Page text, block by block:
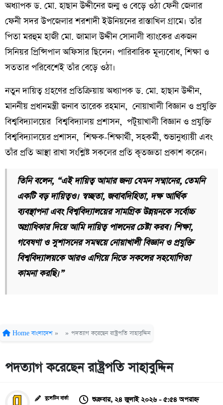
অধ্যাপক ড. মো. হাছান উদ্দীনের জন্ম ও বেড়ে ওঠা ফেনী জেলার
ফেনী সদর উপজেলার শরশাদী ইউনিয়নের রাস্তাখিল গ্রামে। তাঁর
পিতা মরহুম হাজী মো. জামাল উদ্দীন সোনালী ব্যাংকের একজন
সিনিয়র প্রিন্সিপাল অফিসার ছিলেন। পারিবারিক মূল্যবোধ, শিক্ষা ও
সততার পরিবেশেই তাঁর বেড়ে ওঠা।
নতুন দায়িত্ব গ্রহণের প্রতিক্রিয়ায় অধ্যাপক ড. মো. হাছান উদ্দীন,
মাননীয় প্রধানমন্ত্রী জনাব তারেক রহমান, নোয়াখালী বিজ্ঞান ও প্রযুক্তি
বিশ্ববিদ্যালয়ের বিশ্ববিদ্যালয় প্রশাসন, পটুয়াখালী বিজ্ঞান ও প্রযুক্তি
বিশ্ববিদ্যালয়ের প্রশাসন, শিক্ষক-শিক্ষার্থী, সহকর্মী, শুভানুধ্যায়ী এবং
তাঁর প্রতি আস্থা রাখা সংশ্লিষ্ট সকলের প্রতি কৃতজ্ঞতা প্রকাশ করেন।
তিনি বলেন, “এই দায়িত্ব আমার জন্য যেমন সম্মানের, তেমনি
একটি বড় দায়িত্বও। স্বচ্ছতা, জবাবদিহিতা, দক্ষ আর্থিক
ব্যবস্থাপনা এবং বিশ্ববিদ্যালয়ের সামগ্রিক উন্নয়নকে সর্বোচ্চ
অগ্রাধিকার দিয়ে আমি দায়িত্ব পালনের চেষ্টা করব। শিক্ষা,
গবেষণা ও সুশাসনের সমন্বয়ে নোয়াখালী বিজ্ঞান ও প্রযুক্তি
বিশ্ববিদ্যালয়কে আরও এগিয়ে নিতে সকলের সহযোগিতা
কামনা করছি।”
Home বাংলাদেশ » » পদত্যাগ করেছেন রাষ্ট্রপতি সাহাবুদ্দিন
পদত্যাগ করেছেন রাষ্ট্রপতি সাহাবুদ্দিন
বুলেটিন বার্তা শুক্রবার, ২৪ জুলাই ২০২৬ - ৫:৫৪ অপরাহ্ন